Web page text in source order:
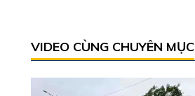
VIDEO CÙNG CHUYÊN MỤC